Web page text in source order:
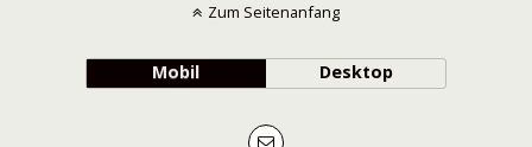
Zum Seitenanfang
Mobil Desktop